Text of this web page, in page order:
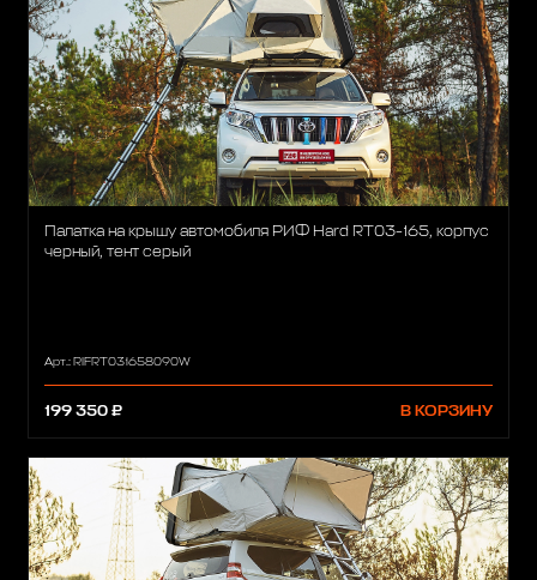
Палатка на крышу автомобиля РИФ Hard RT03-165, корпус
черный, тент серый
Арт.: RIFRT031658090W
199 350 ₽ В КОРЗИНУ